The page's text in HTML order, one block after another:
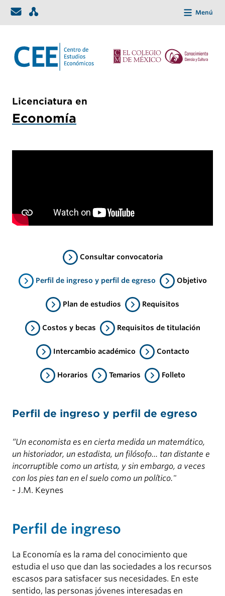
Menú
Licenciatura en
Economía
Consultar convocatoria
Perfil de ingreso y perfil de egreso Objetivo
Plan de estudios Requisitos
Costos y becas Requisitos de titulación
Intercambio académico Contacto
Horarios Temarios Folleto
Perfil de ingreso y perfil de egreso
“Un economista es en cierta medida un matemático,
un historiador, un estadista, un filósofo... tan distante e
incorruptible como un artista, y sin embargo, a veces
con los pies tan en el suelo como un político."
- J.M. Keynes
Perfil de ingreso
La Economía es la rama del conocimiento que
estudia el uso que dan las sociedades a los recursos
escasos para satisfacer sus necesidades. En este
sentido, las personas jóvenes interesadas en